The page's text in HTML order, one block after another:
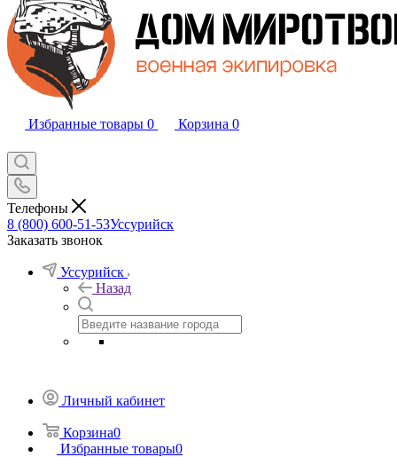
Избранные товары 0 Корзина 0
Телефоны
8 (800) 600-51-53Уссурийск
Заказать звонок
Уссурийск
Назад
Личный кабинет
Корзина0
Избранные товары0